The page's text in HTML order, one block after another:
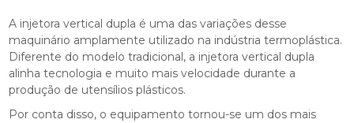
A injetora vertical dupla é uma das variações desse
maquinário amplamente utilizado na indústria termoplástica.
Diferente do modelo tradicional, a injetora vertical dupla
alinha tecnologia e muito mais velocidade durante a
produção de utensílios plásticos.
Por conta disso, o equipamento tornou-se um dos mais